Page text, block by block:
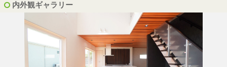
内外観ギャラリー